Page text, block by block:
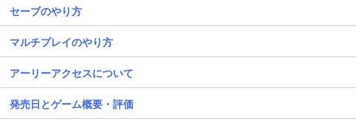
セーブのやり方
マルチプレイのやり方
アーリーアクセスについて
発売日とゲーム概要・評価